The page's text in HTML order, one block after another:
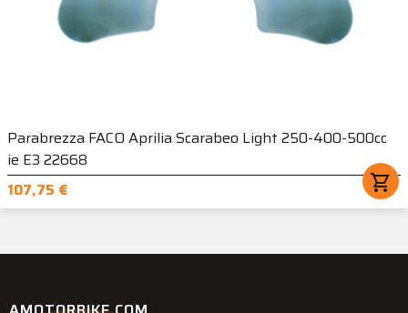
Parabrezza FACO Aprilia Scarabeo Light 250-400-500cc
ie E3 22668
107,75 €
shopping_cart